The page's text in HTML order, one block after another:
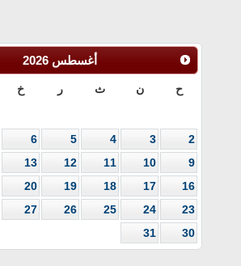
أغسطس 2026
ح ن ث ر خ
2
3
4
5
6
9
10
11
12
13
16
17
18
19
20
23
24
25
26
27
30
31